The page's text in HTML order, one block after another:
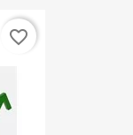
favorite_border